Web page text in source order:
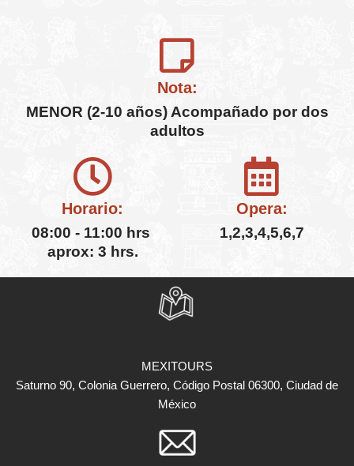
Nota:
MENOR (2-10 años) Acompañado por dos
adultos
Horario:
08:00 - 11:00 hrs
aprox: 3 hrs.
Opera:
1,2,3,4,5,6,7
MEXITOURS
Saturno 90, Colonia Guerrero, Código Postal 06300, Ciudad de
México